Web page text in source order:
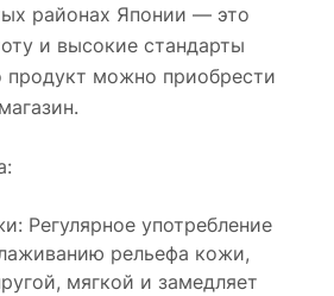
районах Японии — это
и высокие стандарты
продукт можно приобрести
Регулярное употребление
рельефа кожи,
мягкой и замедляет